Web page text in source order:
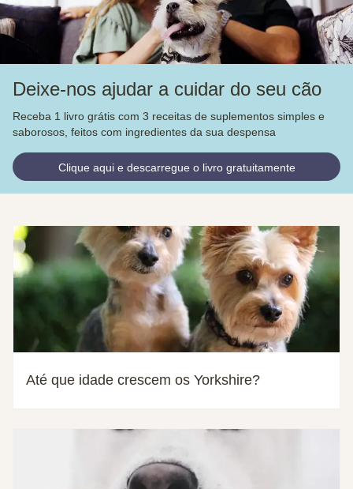
Deixe-nos ajudar a cuidar do seu cão
Receba 1 livro grátis com 3 receitas de suplementos simples e
saborosos, feitos com ingredientes da sua despensa
Clique aqui e descarregue o livro gratuitamente
Até que idade crescem os Yorkshire?